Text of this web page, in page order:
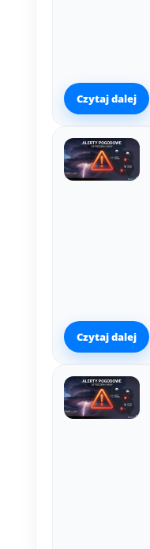
Czytaj dalej
Czytaj dalej